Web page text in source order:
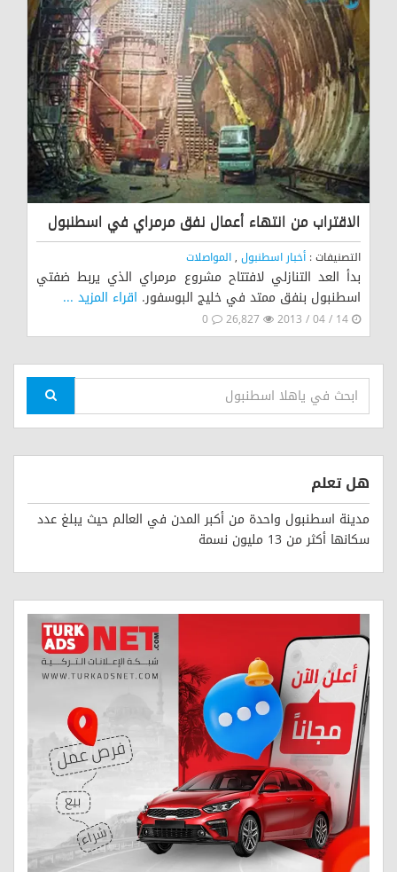
الاقتراب من انتهاء أعمال نفق مرمراي في اسطنبول
التصنيفات : أخبار اسطنبول ,المواصلات
بدأ العد التنازلي لافتتاح مشروع مرمراي الذي يربط ضفتي
اسطنبول بنفق ممتد في خليج البوسفور. اقراء المزيد ...
هل تعلم
مدينة اسطنبول واحدة من أكبر المدن في العالم حيث يبلغ عدد
سكانها أكثر من 13 مليون نسمة